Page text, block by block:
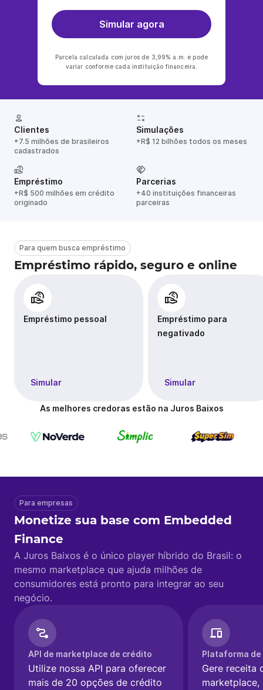
Simular agora
Parcela calculada com juros de 3,99% a.m. e pode
variar conforme cada instituição financeira.
Clientes
+7.5 milhões de brasileiros
cadastrados
Simulações
+R$ 12 bilhões todos os meses
Empréstimo
+R$ 500 milhões em crédito
originado
Parcerias
+40 instituições financeiras
parceiras
Para quem busca empréstimo
Empréstimo rápido, seguro e online
Empréstimo pessoal
Simular
Empréstimo para
negativado
Simular
As melhores credoras estão na Juros Baixos
Para empresas
Monetize sua base com Embedded
Finance
A Juros Baixos é o único player híbrido do Brasil: o
mesmo marketplace que ajuda milhões de
consumidores está pronto para integrar ao seu
negócio.
API de marketplace de crédito
Utilize nossa API para oferecer
mais de 20 opções de crédito
Plataforma
Gere receita